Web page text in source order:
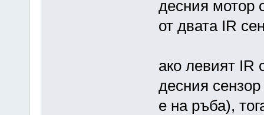
десния мотор
от двата IR
ако левият IR
десния
е на ръба),